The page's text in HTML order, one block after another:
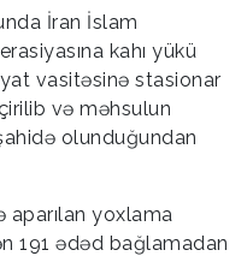
İran İslam
kahı yükü
vasitəsinə stasionar
və məhsulun
olunduğundan
yoxlama
191 ədəd bağlamadan